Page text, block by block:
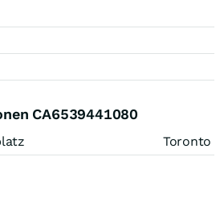
CA6539441080
Toronto